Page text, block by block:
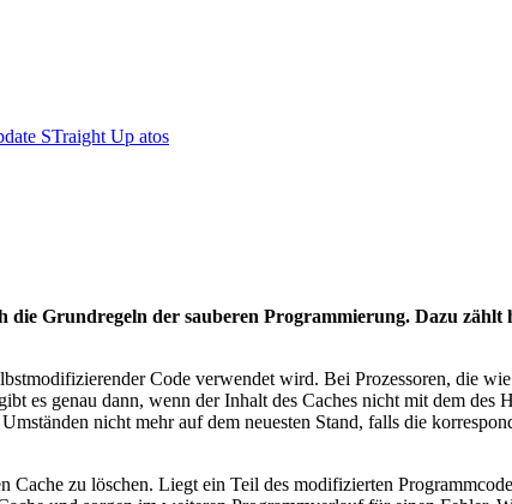
STraight Up atos
Grundregeln der sauberen Programmierung. Dazu
Code verwendet wird. Bei Prozessoren, die
es genau dann, wenn der Inhalt des Caches nicht mit dem des
nicht mehr auf dem neuesten Stand, falls die
zu löschen. Liegt ein Teil des modifizierten